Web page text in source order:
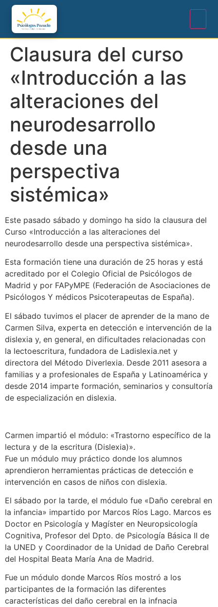
Clausura del curso
«Introducción a las
alteraciones del
neurodesarrollo
desde una
perspectiva
sistémica»
Este pasado sábado y domingo ha sido la clausura del
Curso «Introducción a las alteraciones del
neurodesarrollo desde una perspectiva sistémica».
Esta formación tiene una duración de 25 horas y está
acreditado por el Colegio Oficial de Psicólogos de
Madrid y por FAPyMPE (Federación de Asociaciones de
Psicólogos Y médicos Psicoterapeutas de España).
El sábado tuvimos el placer de aprender de la mano de
Carmen Silva, experta en detección e intervención de la
dislexia y, en general, en dificultades relacionadas con
la lectoescritura, fundadora de Ladislexia.net y
directora del Método Diverlexia. Desde 2011 asesora a
familias y a profesionales de España y Latinoamérica y
desde 2014 imparte formación, seminarios y consultoría
de especialización en dislexia.
Carmen impartió el módulo: «Trastorno específico de la
lectura y de la escritura (Dislexia)».
Fue un módulo muy práctico donde los alumnos
aprendieron herramientas prácticas de detección e
intervención en casos de niños con dislexia.
El sábado por la tarde, el módulo fue «Daño cerebral en
la infancia» impartido por Marcos Ríos Lago. Marcos es
Doctor en Psicología y Magíster en Neuropsicología
Cognitiva, Profesor del Dpto. de Psicología Básica II de
la UNED y Coordinador de la Unidad de Daño Cerebral
del Hospital Beata María Ana de Madrid.
Fue un módulo donde Marcos Ríos mostró a los
participantes de la formación las diferentes
características del daño cerebral en la infnacia